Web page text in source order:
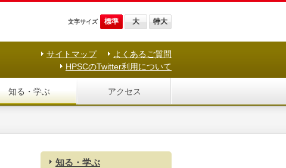
文字サイズ 標準 大 特大
サイトマップ
よくあるご質問
HPSCのTwitter利用について
知る・学ぶ アクセス
知る・学ぶ